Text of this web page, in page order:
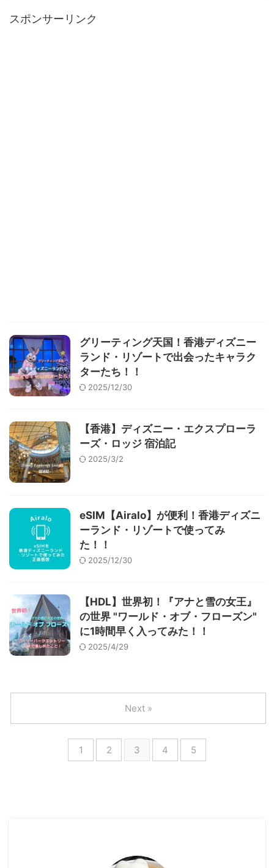
スポンサーリンク
グリーティング天国！香港ディズニー
ランド・リゾートで出会ったキャラク
ターたち！！
2025/12/30
【香港】ディズニー・エクスプローラ
ーズ・ロッジ 宿泊記
2025/3/2
eSIM【Airalo】が便利！香港ディズニ
ーランド・リゾートで使ってみ
た！！
2025/12/30
【HDL】世界初！『アナと雪の女王』
の世界 "ワールド・オブ・フローズン"
に1時間早く入ってみた！！
2025/4/29
1 2 3 4 5
Next »